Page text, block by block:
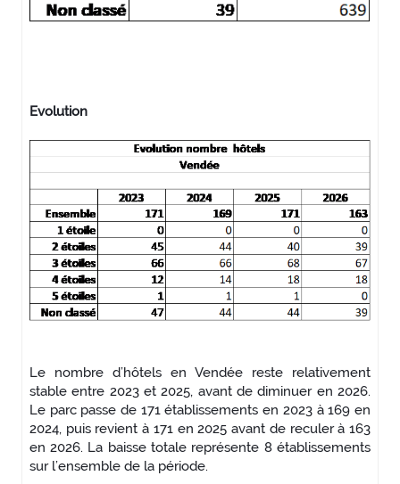
Evolution
Le nombre d’hôtels en Vendée reste relativement
stable entre 2023 et 2025, avant de diminuer en 2026.
Le parc passe de 171 établissements en 2023 à 169 en
2024, puis revient à 171 en 2025 avant de reculer à 163
en 2026. La baisse totale représente 8 établissements
sur l’ensemble de la période.